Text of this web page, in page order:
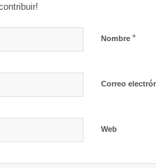
Nombre *
Correo
Web